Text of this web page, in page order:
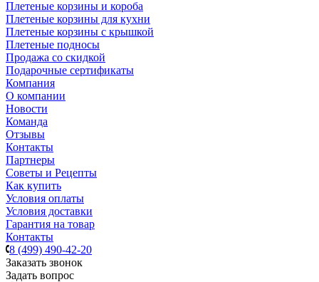
Плетеные корзины и короба
Плетеные корзины для кухни
Плетеные корзины с крышкой
Плетеные подносы
Продажа со скидкой
Подарочные сертификаты
Компания
О компании
Новости
Команда
Отзывы
Контакты
Партнеры
Советы и Рецепты
Как купить
Условия оплаты
Условия доставки
Гарантия на товар
Контакты
8 (499) 490-42-20
Заказать звонок
Задать вопрос